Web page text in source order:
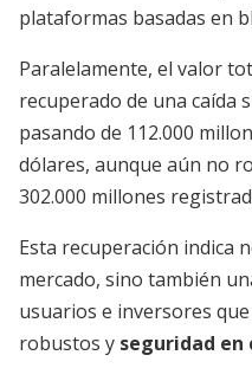
plataformas basadas en
Paralelamente, el valor
recuperado de una caída
pasando de 112.000
dólares, aunque aún no
302.000 millones
Esta recuperación indica
mercado, sino también
usuarios e inversores
robustos y seguridad